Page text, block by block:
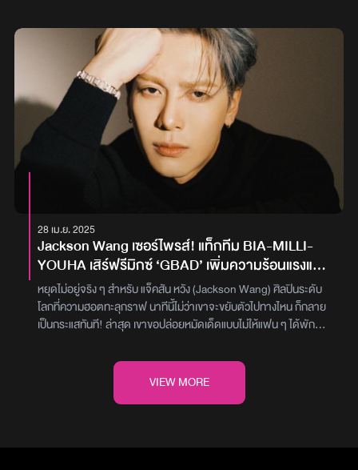
แบรนด์ โดยทั้งสองแบรนด์จะร่วมกันสำรวจการผสานรวมระหว่างกีฬา
แฟชั่น และวัฒนธรรม เพื่อนำเสนอจิตวิญญาณของกีฬาและความคิด
สร้างสรรค์โดยทาง Nike และ Jordan เผยเหตุผลว่า แจ็คสัน หวัง
นอกจากจะมีความสามารถทางดนตรี เขายังเคยเป็นนักกีฬาที่มี
ประสบการณ์ลงแข่งขันในรายการระดับโลกมาแล้ว ด้วยการเป็นตัวแทน
ทีมชาติฟันดาบ ทำให้พลังความคิดสร้างสรรค์ของเขาที่ได้รับแรง
บันดาลใจมาจากกีฬา ฝังลึกอยู่ในเส้นทางชีวิต ทำให้ไม่ว่าจะสนามไหน
ในบทบาทอะไร คำว่า JUST DO IT จึงกลายมาเป็นแนวคิดสำคัญที่เขา
ยึดมั่นมาโดยตลอดขณะที่ แจ็คสัน หวัง ก็เล่าถึงความภูมิใจสำหรับ
โอกาสยิ่งใหญ่ที่ได้ร่วมงานกับ Nike และ Jordan และเขาเชื่อว่าจะ
ตื่นเต้นนี้ไปด้วยกันภาพ : Nike Jordan
28 เม.ย. 2025
Jackson Wang เซอร์ไพรส์! แท็กทีม BIA-MILLI-
YOUHA เสิร์ฟรีมิกซ์ ‘GBAD’ เพิ่มความร้อนแรงแบบ
คาดไม่ถึง
หยุดไม่อยู่จริง ๆ สำหรับ แจ็คสัน หวัง (Jackson Wang) ศิลปินระดับ
โลกที่ความฮอตทะลุกราฟ นาทีนี้ไม่ว่าเขาจะขยับตัวไปทางไหน ก็กลาย
เป็นกระแสทันที! ล่าสุด เขาขอปล่อยหมัดเด็ดแบบไม่ให้แฟน ๆ ได้พัก
(Gotta Be A Dick) ที่เรียกได้ว่าเพิ่มเสน่ห์และลูกเล่นให้เพลงฮิตนี้มีมิติ
ใหม่แบบคาดไม่ถึงโดย แจ็คสัน ได้ชวนสามศิลปินหญิงตัวแม่จาก 3
ประเทศมาร่วมสร้างปรากฏการณ์ ไม่ว่าจะเป็น BIA นักร้องสาวสายแร็ป
เวอร์ชันพิเศษของ ‘GBAD’ ซึ่งทุกคนต่างก็เติมเอกลักษณ์ของตัวเองลง
VIEW MORE